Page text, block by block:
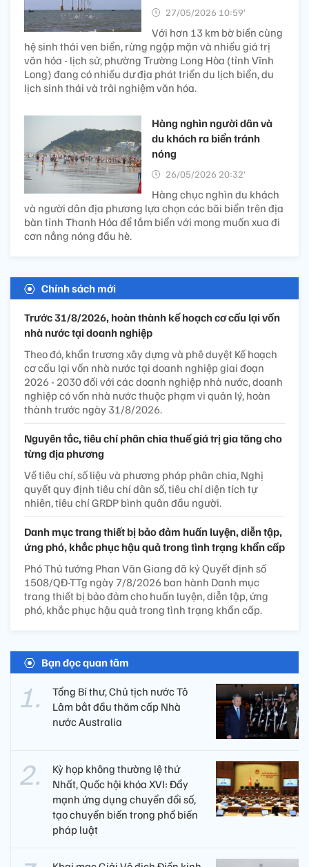
27/05/2026 10:59’
Với hơn 13 km bờ biển cùng
hệ sinh thái ven biển, rừng ngập mặn và nhiều giá trị
văn hóa - lịch sử, phường Trường Long Hòa (tỉnh Vĩnh
Long) đang có nhiều dư địa phát triển du lịch biển, du
lịch sinh thái và trải nghiệm văn hóa.
Hàng nghìn người dân và
du khách ra biển tránh
nóng
26/05/2026 20:32’
Hàng chục nghìn du khách
và người dân địa phương lựa chọn các bãi biển trên địa
bàn tỉnh Thanh Hóa để tắm biển với mong muốn xua đi
cơn nắng nóng đầu hè.
Chính sách mới
Trước 31/8/2026, hoàn thành kế hoạch cơ cấu lại vốn
nhà nước tại doanh nghiệp
Theo đó, khẩn trương xây dựng và phê duyệt Kế hoạch
cơ cấu lại vốn nhà nước tại doanh nghiệp giai đoạn
2026 - 2030 đối với các doanh nghiệp nhà nước, doanh
nghiệp có vốn nhà nước thuộc phạm vi quản lý, hoàn
thành trước ngày 31/8/2026.
Nguyên tắc, tiêu chí phân chia thuế giá trị gia tăng cho
từng địa phương
Về tiêu chí, số liệu và phương pháp phân chia, Nghị
quyết quy định tiêu chí dân số, tiêu chí diện tích tự
nhiên, tiêu chí GRDP bình quân đầu người.
Danh mục trang thiết bị bảo đảm huấn luyện, diễn tập,
ứng phó, khắc phục hậu quả trong tình trạng khẩn cấp
Phó Thủ tướng Phan Văn Giang đã ký Quyết định số
1508/QĐ-TTg ngày 7/8/2026 ban hành Danh mục
trang thiết bị bảo đảm cho huấn luyện, diễn tập, ứng
phó, khắc phục hậu quả trong tình trạng khẩn cấp.
Bạn đọc quan tâm
Tổng Bí thư, Chủ tịch nước Tô
Lâm bắt đầu thăm cấp Nhà
nước Australia
Kỳ họp không thường lệ thứ
Nhất, Quốc hội khóa XVI: Đẩy
mạnh ứng dụng chuyển đổi số,
tạo chuyển biến trong phổ biến
pháp luật